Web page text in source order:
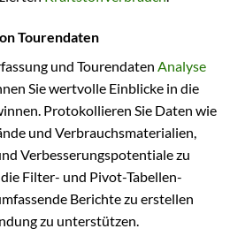
Tourendaten
und Tourendaten Analyse
Sie wertvolle Einblicke in die
Protokollieren Sie Daten wie
und Verbrauchsmaterialien,
Verbesserungspotentiale zu
Filter- und Pivot-Tabellen-
Berichte zu erstellen
zu unterstützen.